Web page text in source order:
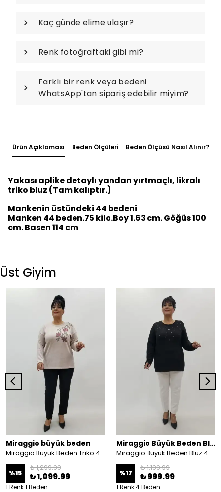
Kaç günde elime ulaşır?
Renk fotoğraftaki gibi mi?
Farklı bir renk veya bedeni
WhatsApp'tan sipariş edebilir miyim?
Ürün Açıklaması Beden Ölçüleri Beden Ölçüsü Nasıl Alınır?
Yakası aplike detaylı yandan yırtmaçlı, likralı
triko bluz (Tam kalıptır.)
Mankenin üstündeki 44 bedeni
Manken 44 beden.75 kilo.Boy 1.63 cm. Göğüs 100
cm. Basen 114 cm
Üst Giyim
Miraggio büyük beden
Miraggio Büyük Beden Triko 4045 PUDRA
%15
₺ 1,299.99
₺ 1,099.99
1 Renk 1 Beden
Miraggio Büyük Beden Bluz
Miraggio Büyük Beden Bluz 4084 SİYAH
%17
₺ 1,199.99
₺ 999.99
1 Renk 4 Beden